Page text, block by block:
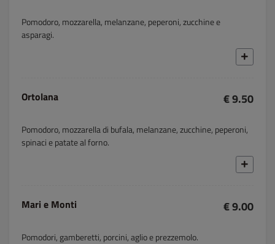
Pomodoro, mozzarella, melanzane, peperoni, zucchine e
asparagi.
Ortolana € 9.50
Pomodoro, mozzarella di bufala, melanzane, zucchine, peperoni,
spinaci e patate al forno.
Mari e Monti € 9.00
Pomodori, gamberetti, porcini, aglio e prezzemolo.